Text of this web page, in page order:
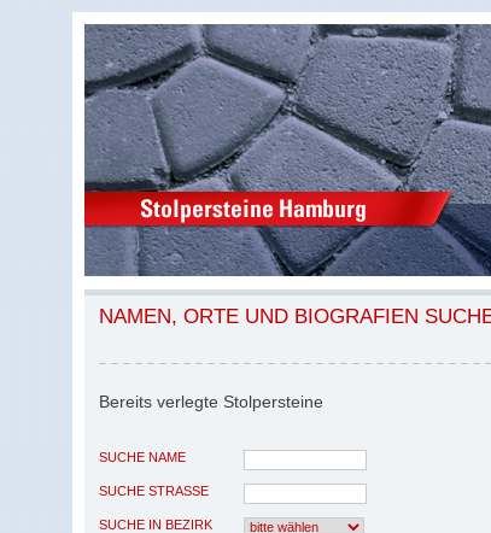
NAMEN, ORTE UND BIOGRAFIEN
Bereits verlegte Stolpersteine
SUCHE NAME
SUCHE STRASSE
SUCHE IN BEZIRK